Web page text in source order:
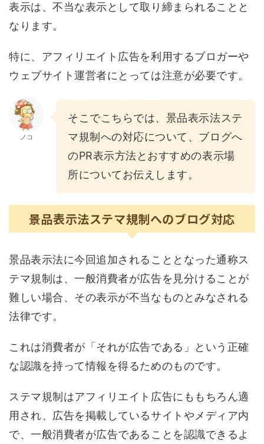
表示は、不当な表示として取り締まられることと
なります。
特に、アフィリエイト広告を利用するブロガーや
ウェブサイト運営者にとっては注意が必要です。
ノコ
そこでこちらでは、景品表示法ステ
マ規制への対応について、ブログへ
のPR表示方法とおすすめの表示場
所についてお伝えします。
景品表示法ステマ規制へのブログ対応
景品表示法に今回追加されることとなった通称ス
テマ規制は、一般消費者が広告を見分けることが
難しい場合、その表示が不当なものとみなされる
法律です。
これは消費者が「それが広告である」という正確
な認識を持って情報を得るためのものです。
ステマ規制はアフィリエイト広告にももちろん適
用され、広告を掲載しているサイトやメディア内
で、一般消費者が広告であることを認識できるよ